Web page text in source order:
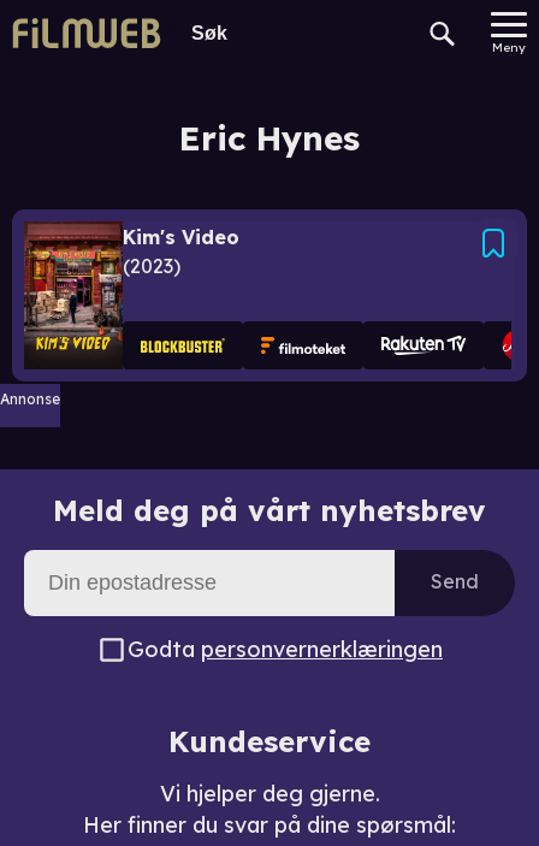
Meny
Eric Hynes
Kim's Video
2023
Annonse
Meld deg på vårt nyhetsbrev
Send
Godta personvernerklæringen
Kundeservice
Vi hjelper deg gjerne.
Her finner du svar på dine spørsmål: